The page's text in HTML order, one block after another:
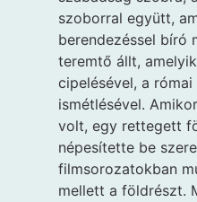
szoborral együtt,
berendezéssel bíró
teremtő állt,
cipelésével, a
ismétlésével.
volt, egy rettegett
népesítette be
filmsorozatokban
mellett a földrészt.